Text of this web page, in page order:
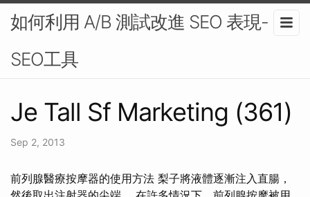
如何利用 A/B 測試改進 SEO 表現-
SEO工具
Je Tall Sf Marketing (361)
Sep 2, 2013
前列腺醫療按摩器的使用方法 梨子將液體逐漸注入直腸，